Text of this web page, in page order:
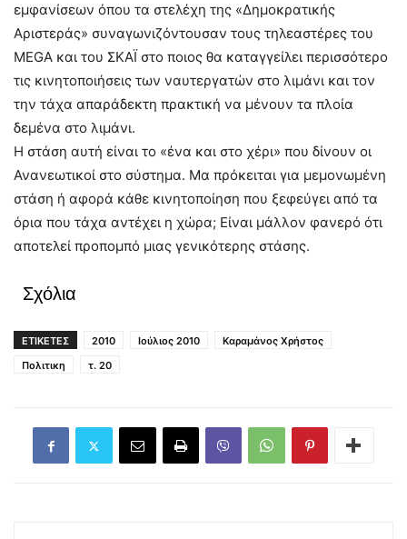
εμφανίσεων όπου τα στελέχη της «Δημοκρατικής
Αριστεράς» συναγωνιζόντουσαν τους τηλεαστέρες του
MEGA και του ΣΚΑΪ στο ποιος θα καταγγείλει περισσότερο
τις κινητοποιήσεις των ναυτεργατών στο λιμάνι και τον
την τάχα απαράδεκτη πρακτική να μένουν τα πλοία
δεμένα στο λιμάνι.
Η στάση αυτή είναι το «ένα και στο χέρι» που δίνουν οι
Ανανεωτικοί στο σύστημα. Μα πρόκειται για μεμονωμένη
στάση ή αφορά κάθε κινητοποίηση που ξεφεύγει από τα
όρια που τάχα αντέχει η χώρα; Είναι μάλλον φανερό ότι
αποτελεί προπομπό μιας γενικότερης στάσης.
Σχόλια
ΕΤΙΚΕΤΕΣ 2010 Ιούλιος 2010
Καραμάνος Χρήστος
Πολιτικη
τ. 20